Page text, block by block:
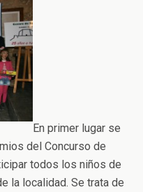
En primer lugar se
del Concurso de
todos los niños de
la localidad. Se trata de